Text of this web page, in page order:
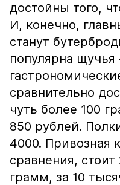
достойны того,
И, конечно,
станут
популярна
сравнительно
чуть более 100
850 рублей.
4000. Привозная
сравнения,
грамм, за 10